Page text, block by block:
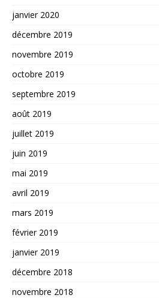
janvier 2020
décembre 2019
novembre 2019
octobre 2019
septembre 2019
août 2019
juillet 2019
juin 2019
mai 2019
avril 2019
mars 2019
février 2019
janvier 2019
décembre 2018
novembre 2018